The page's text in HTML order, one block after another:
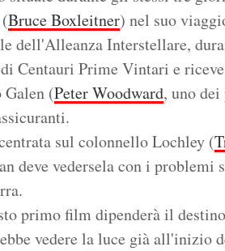
Bruce Boxleitner) nel suo
dell'Alleanza Interstellare,
Centauri Prime Vintari e
Galen (Peter Woodward, uno
sul colonnello Lochley (
deve vedersela con i problemi
primo film dipenderà il
vedere la luce già all'inizio